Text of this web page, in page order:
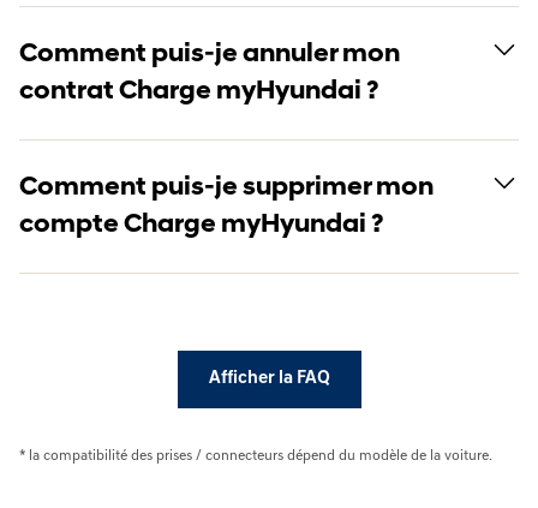
Comment puis-je annuler mon
contrat Charge myHyundai ?
Comment puis-je supprimer mon
compte Charge myHyundai ?
Afficher la FAQ
* la compatibilité des prises / connecteurs dépend du modèle de la voiture.